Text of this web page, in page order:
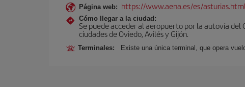
Página web: https://www.aena.es/es/asturias.html
Cómo llegar a la ciudad:
Se puede acceder al aeropuerto por la autovía
ciudades de Oviedo, Avilés y Gijón.
Terminales: Existe una única terminal, que opera